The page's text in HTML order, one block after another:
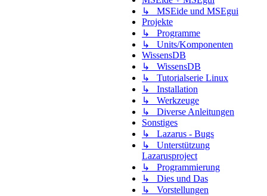
↳ MSEide und MSEgui
Projekte
↳ Programme
↳ Units/Komponenten
WissensDB
↳ WissensDB
↳ Tutorialserie Linux
↳ Installation
↳ Werkzeuge
↳ Diverse Anleitungen
Sonstiges
↳ Lazarus - Bugs
↳ Unterstützung
Lazarusproject
↳ Programmierung
↳ Dies und Das
↳ Vorstellungen